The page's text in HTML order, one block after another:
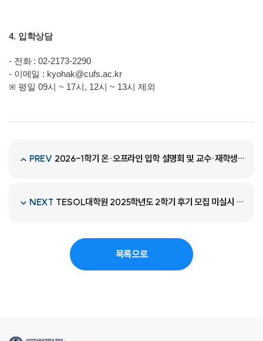
4. 입학상담
- 전화 : 02-2173-2290
- 이메일 : kyohak@cufs.ac.kr
※ 평일 09시 ~ 17시, 12시 ~ 13시 제외
PREV 2026-1학기 온·오프라인 입학 설명회 및 교수·재학생과의 심층 입학 상담
NEXT TESOL대학원 2025학년도 2학기 후기 모집 미실시 안내
목록으로